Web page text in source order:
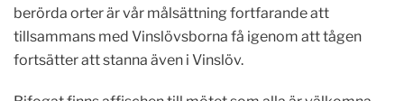
berörda orter är vår målsättning fortfarande att
tillsammans med Vinslövsborna få igenom att tågen
fortsätter att stanna även i Vinslöv.